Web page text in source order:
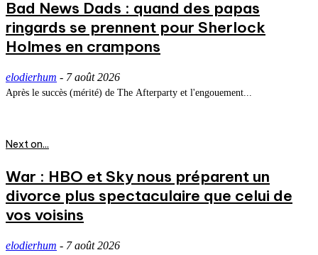
Bad News Dads : quand des papas
ringards se prennent pour Sherlock
Holmes en crampons
elodierhum - 7 août 2026
Après le succès (mérité) de The Afterparty et l'engouement...
Next on...
War : HBO et Sky nous préparent un
divorce plus spectaculaire que celui de
vos voisins
elodierhum - 7 août 2026